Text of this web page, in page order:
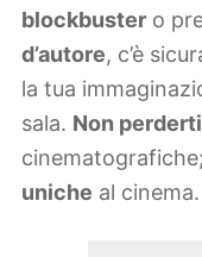
blockbuster o
d’autore, c’è
la tua
sala. Non perderti
uniche al cinema.